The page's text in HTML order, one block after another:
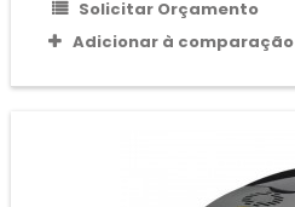
Solicitar Orçamento
Adicionar à comparação